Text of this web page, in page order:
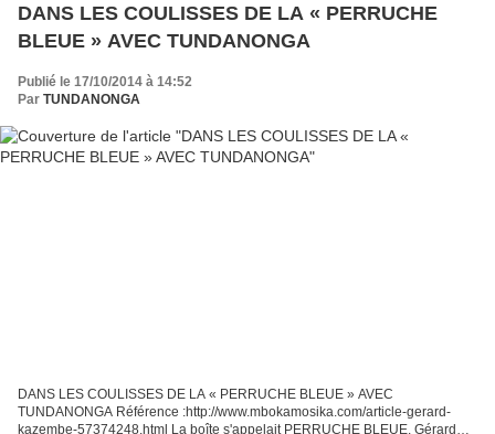
DANS LES COULISSES DE LA « PERRUCHE
BLEUE » AVEC TUNDANONGA
Publié le 17/10/2014 à 14:52
Par TUNDANONGA
DANS LES COULISSES DE LA « PERRUCHE BLEUE » AVEC
TUNDANONGA Référence :http://www.mbokamosika.com/article-gerard-
kazembe-57374248.html La boîte s'appelait PERRUCHE BLEUE. Gérard